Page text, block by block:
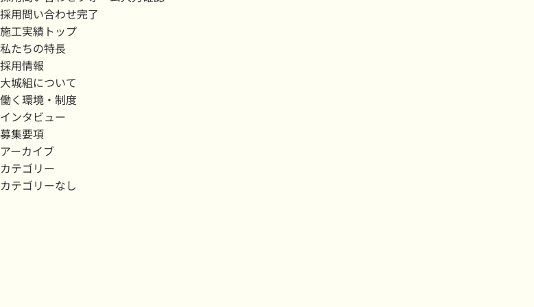
採用問い合わせ完了
施工実績トップ
私たちの特長
採用情報
大城組について
働く環境・制度
インタビュー
募集要項
アーカイブ
カテゴリー
カテゴリーなし